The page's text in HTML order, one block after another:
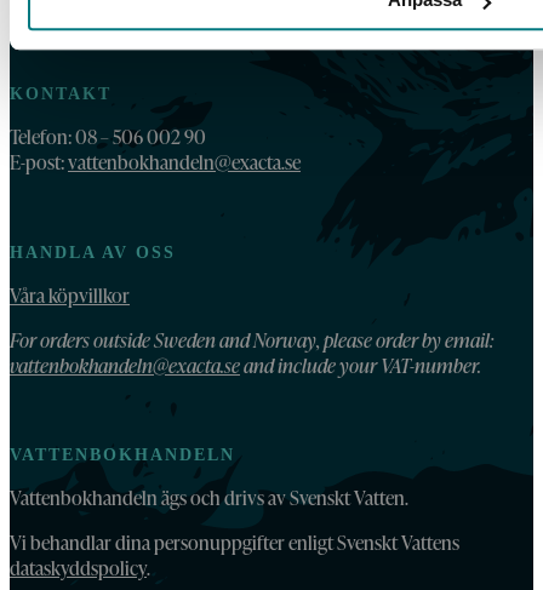
KONTAKT
Telefon: 08 – 506 002 90
E-post:vattenbokhandeln@exacta.se
HANDLA AV OSS
Våra köpvillkor
For orders outside Sweden and Norway, please order by email:
vattenbokhandeln@exacta.seand include your VAT-number.
VATTENBOKHANDELN
Vattenbokhandeln ägs och drivs av Svenskt Vatten.
Vi behandlar dina personuppgifter enligt Svenskt Vattens
dataskyddspolicy.